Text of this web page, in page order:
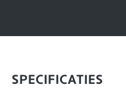
SPECIFICATIES